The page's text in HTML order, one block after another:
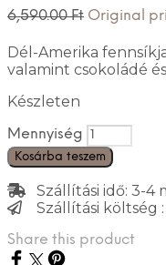
6,590.00Ft Original
Dél-Amerika
valamint csokoládé
Készleten
Mennyiség
Kosárba teszem
Szállítási idő: 3-4
Szállítási költség :
Share this product